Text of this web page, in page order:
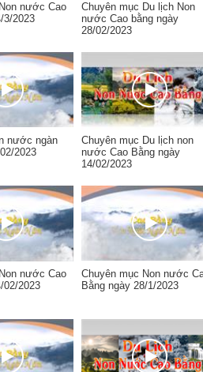
nước Cao
3/2023
Chuyên mục Du lịch Non
nước Cao bằng ngày
28/02/2023
nước ngàn
2023
Chuyên mục Du lịch non
nước Cao Bằng ngày
14/02/2023
nước Cao
02/2023
Chuyên mục Non nước
Bằng ngày 28/1/2023